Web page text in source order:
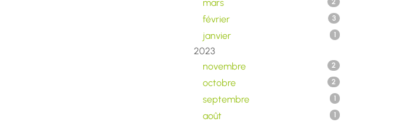
mars 2
février 3
janvier 1
2023
novembre
2
octobre 2
septembre 1
août 1